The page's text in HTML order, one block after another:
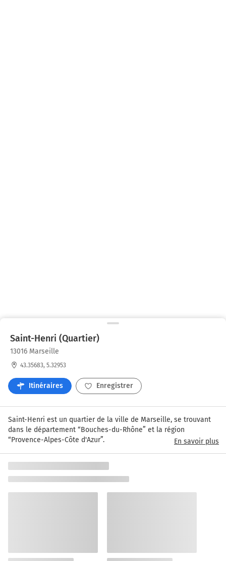
Saint-Henri (Quartier)
13016 Marseille
43.35683, 5.32953
Itinéraires Enregistrer
Saint-Henri est un quartier de la ville de Marseille, se trouvant
dans le département “Bouches-du-Rhône” et la région
“Provence-Alpes-Côte d'Azur”.
En savoir plus